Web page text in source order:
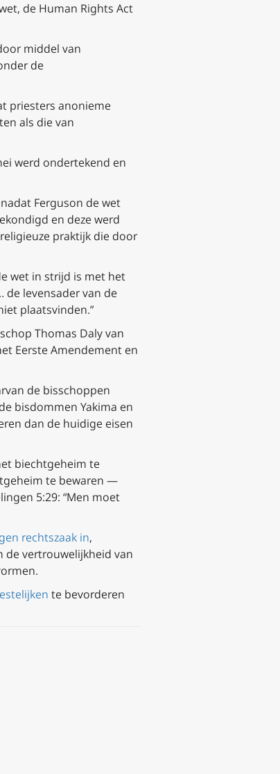
de Human Rights Act
middel van
de
priesters anonieme
als die van
werd ondertekend en
Ferguson de wet
en deze werd
praktijk die door
wet in strijd is met het
levensader van de
plaatsvinden.”
Thomas Daly van
Eerste Amendement en
de bisschoppen
bisdommen Yakima en
dan de huidige eisen
biechtgeheim te
te bewaren —
5:29: “Men moet
rechtszaak in,
de vertrouwelijkheid van
te bevorderen